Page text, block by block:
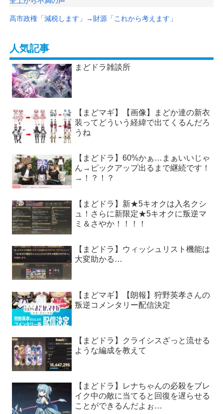
高市政権「減税します」→財源「これから考えます」
人気記事
まどドラ雑談所
【まどマギ】【画像】まどか達の新衣
装ってどういう経緯で出てくるんだろ
うね
【まどドラ】60%かぁ…まぁいいじゃ
ん→ピックアップ出るまで継続です！
→！？！？
【まどドラ】新★5キオクは入名クシ
ュ！さらに新限定★5キオクに叛逆マ
ミ＆さやか！！！！
【まどドラ】ウィッシュリスト機能は
大変助かる…
【まどマギ】【朗報】狩野英孝さんの
叛逆コメンタリー配信決定
【まどドラ】クライシスざっと流せる
ような編成を教えて
【まどドラ】レナちゃんの必殺をブレ
イク中の敵に当てると回復を遅らせる
ことができるんだよぉ…